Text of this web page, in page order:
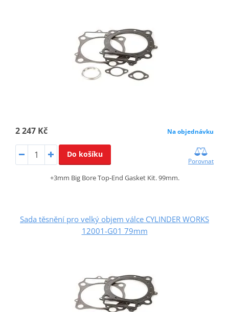
2 247 Kč Na objednávku
Do košíku
Porovnat
+3mm Big Bore Top-End Gasket Kit. 99mm.
Sada těsnění pro velký objem válce CYLINDER WORKS
12001-G01 79mm